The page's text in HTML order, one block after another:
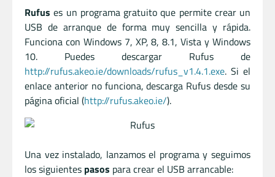
Rufus es un programa gratuito que permite crear un
USB de arranque de forma muy sencilla y rápida.
Funciona con Windows 7, XP, 8, 8.1, Vista y Windows
10. Puedes descargar Rufus de
http://rufus.akeo.ie/downloads/rufus_v1.4.1.exe. Si el
enlace anterior no funciona, descarga Rufus desde su
página oficial (http://rufus.akeo.ie/).
Una vez instalado, lanzamos el programa y seguimos
los siguientes pasos para crear el USB arrancable: